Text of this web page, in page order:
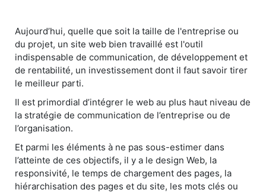
Aujourd’hui, quelle que soit la taille de l'entreprise ou
du projet, un site web bien travaillé est l'outil
indispensable de communication, de développement et
de rentabilité, un investissement dont il faut savoir tirer
le meilleur parti.
Il est primordial d’intégrer le web au plus haut niveau de
la stratégie de communication de l’entreprise ou de
l’organisation.
Et parmi les éléments à ne pas sous-estimer dans
l’atteinte de ces objectifs, il y a le design Web, la
responsivité, le temps de chargement des pages, la
hiérarchisation des pages et du site, les mots clés ou